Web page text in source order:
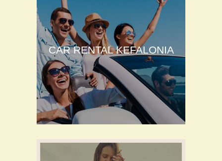
CAR RENTAL KEFALONIA